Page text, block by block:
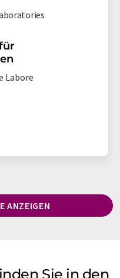
Labore
ANZEIGEN
Sie in den